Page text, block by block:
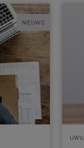
NIEUWS